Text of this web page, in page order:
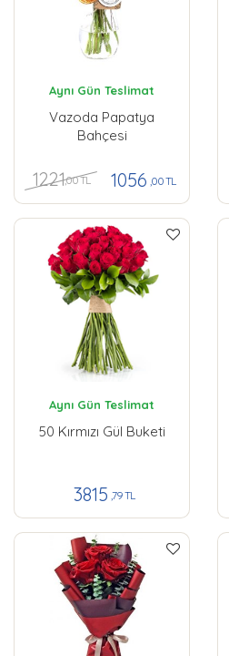
Aynı Gün Teslimat
Vazoda Papatya
Bahçesi
1221,00 TL 1056 ,00 TL
Aynı Gün Teslimat
50 Kırmızı Gül Buketi
3815 ,79 TL